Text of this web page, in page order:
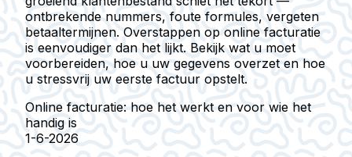
ontbrekende nummers, foute formules, vergeten
betaaltermijnen. Overstappen op online facturatie
is eenvoudiger dan het lijkt. Bekijk wat u moet
voorbereiden, hoe u uw gegevens overzet en hoe
u stressvrij uw eerste factuur opstelt.
Online facturatie: hoe het werkt en voor wie het
handig is
1-6-2026